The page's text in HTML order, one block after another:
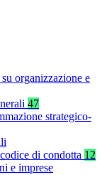
organizzazione e
47
strategico-
di condotta 12
e imprese